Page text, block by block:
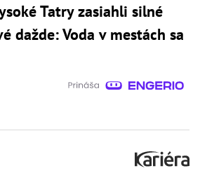
Tatry zasiahli silné
dažde: Voda v mestách sa